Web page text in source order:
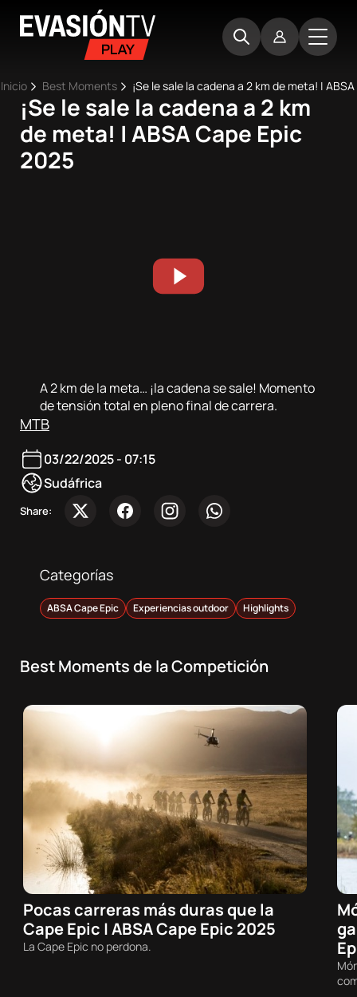
Ruta
de
navegación
Inicio Best Moments ¡Se le sale la cadena a 2 km de meta! |
¡Se le sale la cadena a 2 km
de meta! | ABSA Cape Epic
2025
A 2 km de la meta… ¡la cadena se sale! Momento
de tensión total en pleno final de carrera.
MTB
03/22/2025 - 07:15
Sudáfrica
Share:
Categorías
ABSA Cape Epic Experiencias outdoor Highlights
Best Moments de la Competición
05/08/2026 - 20:07h
MTB
Pocas carreras más duras que la
Cape Epic | ABSA Cape Epic 2025
La Cape Epic no perdona.
Main
navigation
Inicio
Próximos
nosotros
Contacta
Atletas